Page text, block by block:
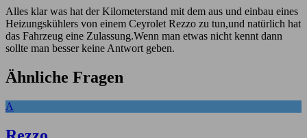
Alles klar was hat der Kilometerstand mit dem aus und einbau eines
Heizungskühlers von einem Ceyrolet Rezzo zu tun,und natürlich hat
das Fahrzeug eine Zulassung.Wenn man etwas nicht kennt dann
sollte man besser keine Antwort geben.
Ähnliche Fragen
A